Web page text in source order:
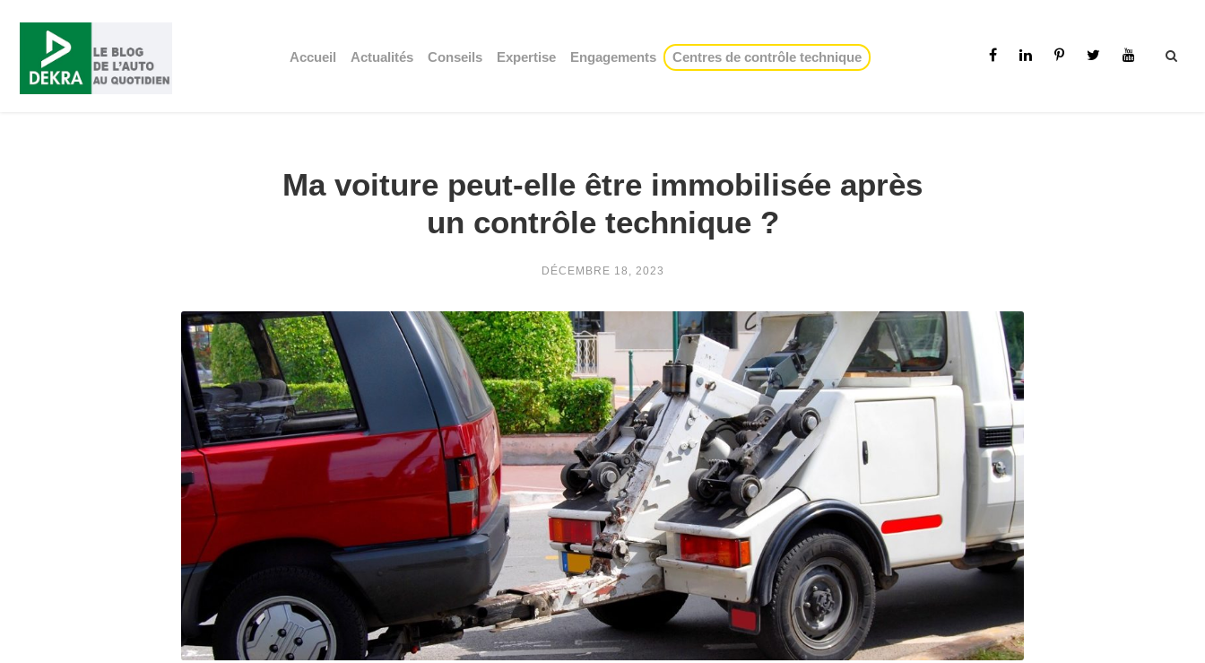
Accueil Actualités Conseils Expertise Engagements Centres de contrôle technique
Ma voiture peut-elle être immobilisée après
un contrôle technique ?
DÉCEMBRE 18, 2023